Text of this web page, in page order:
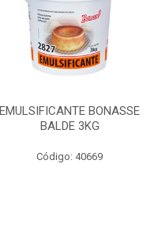
EMULSIFICANTE BONASSE
BALDE 3KG
Código: 40669